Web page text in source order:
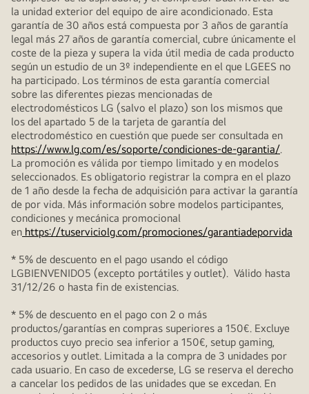
la unidad exterior del equipo de aire acondicionado. Esta
garantía de 30 años está compuesta por 3 años de garantía
legal más 27 años de garantía comercial, cubre únicamente el
coste de la pieza y supera la vida útil media de cada producto
según un estudio de un 3º independiente en el que LGEES no
ha participado. Los términos de esta garantía comercial
sobre las diferentes piezas mencionadas de
electrodomésticos LG (salvo el plazo) son los mismos que
los del apartado 5 de la tarjeta de garantía del
electrodoméstico en cuestión que puede ser consultada en
https://www.lg.com/es/soporte/condiciones-de-garantia/.
La promoción es válida por tiempo limitado y en modelos
seleccionados. Es obligatorio registrar la compra en el plazo
de 1 año desde la fecha de adquisición para activar la garantía
de por vida. Más información sobre modelos participantes,
condiciones y mecánica promocional
en https://tuserviciolg.com/promociones/garantiadeporvida
* 5% de descuento en el pago usando el código
LGBIENVENIDO5 (excepto portátiles y outlet). Válido hasta
31/12/26 o hasta fin de existencias.
* 5% de descuento en el pago con 2 o más
productos/garantías en compras superiores a 150€. Excluye
productos cuyo precio sea inferior a 150€, setup gaming,
accesorios y outlet. Limitada a la compra de 3 unidades por
cada usuario. En caso de excederse, LG se reserva el derecho
a cancelar los pedidos de las unidades que se excedan. En